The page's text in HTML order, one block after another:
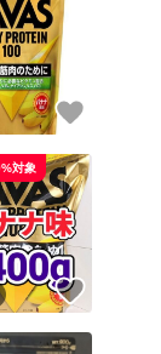
ーの実績につい
たしたユーザーに
対象